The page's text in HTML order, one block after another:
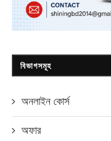
বিভাগসমূহ
অনলাইন কোর্স
অফার